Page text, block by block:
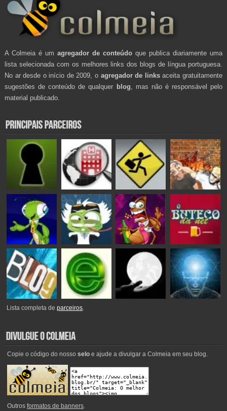
A Colmeia é um agregador de conteúdo que publica diariamente uma
lista selecionada com os melhores links dos blogs de língua portuguesa.
No ar desde o início de 2009, o agregador de linksaceita gratuitamente
sugestões de conteúdo de qualquer blog , mas não é responsável pelo
material publicado.
Lista completa deparceiros.
Copie o código do nosso seloe ajude a divulgar a Colmeia em seu blog.
Outros formatos de banners.